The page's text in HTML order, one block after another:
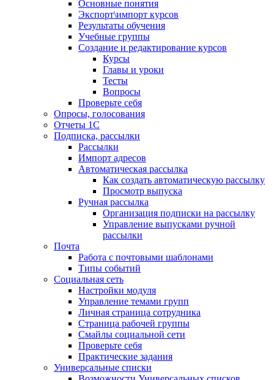
Основные понятия
Экспорт\импорт курсов
Результаты обучения
Учебные группы
Создание и редактирование курсов
Курсы
Главы и уроки
Тесты
Вопросы
Проверьте себя
Опросы, голосования
Отчеты 1С
Подписка, рассылки
Рассылки
Импорт адресов
Автоматическая рассылка
Как создать автоматическую рассылку
Просмотр выпуска
Ручная рассылка
Организация подписки на рассылку
Управление выпусками ручной
рассылки
Почта
Работа с почтовыми шаблонами
Типы событий
Социальная сеть
Настройки модуля
Управление темами групп
Личная страница сотрудника
Страница рабочей группы
Смайлы социальной сети
Проверьте себя
Практические задания
Универсальные списки